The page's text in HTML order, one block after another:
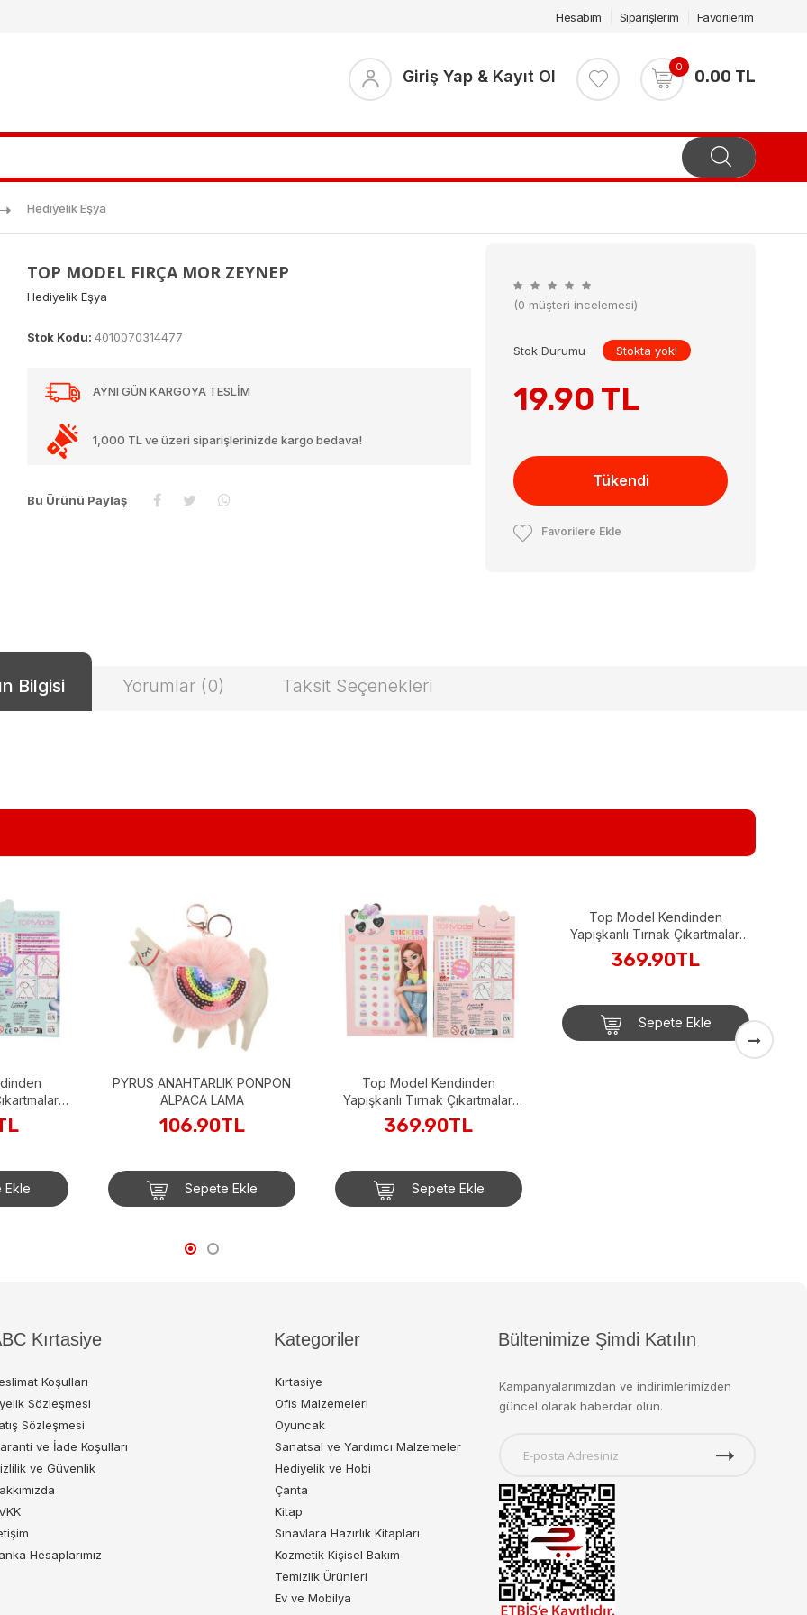
Hesabım Siparişlerim Favorilerim
Giriş Yap & Kayıt Ol 0 0.00 TL
Hediyelik Eşya
TOP MODEL FIRÇA MOR ZEYNEP
Hediyelik Eşya
Stok Kodu: 4010070314477
AYNI GÜN KARGOYA TESLİM
1,000 TL ve üzeri siparişlerinizde kargo bedava!
Bu Ürünü Paylaş
(0 müşteri incelemesi)
Stok Durumu Stokta yok!
19.90 TL
Tükendi
Favorilere Ekle
Bilgisi Yorumlar (0) Taksit Seçenekleri
PYRUS ANAHTARLIK PONPON
ALPACA LAMA
106.90TL
Sepete Ekle
Top Model Kendinden
Yapışkanlı Tırnak Çıkartmaları
Lexy
369.90TL
Sepete Ekle
Kırtasiye
Koşulları
Sözleşmesi
Sözleşmesi
ve İade Koşulları
ve Güvenlik
Hesaplarımız
Kategoriler
Kırtasiye
Ofis Malzemeleri
Oyuncak
Sanatsal ve Yardımcı Malzemeler
Hediyelik ve Hobi
Çanta
Kitap
Sınavlara Hazırlık Kitapları
Kozmetik Kişisel Bakım
Temizlik Ürünleri
Ev ve Mobilya
Bültenimize Şimdi Katılın
Kampanyalarımızdan ve indirimlerimizden
güncel olarak haberdar olun.